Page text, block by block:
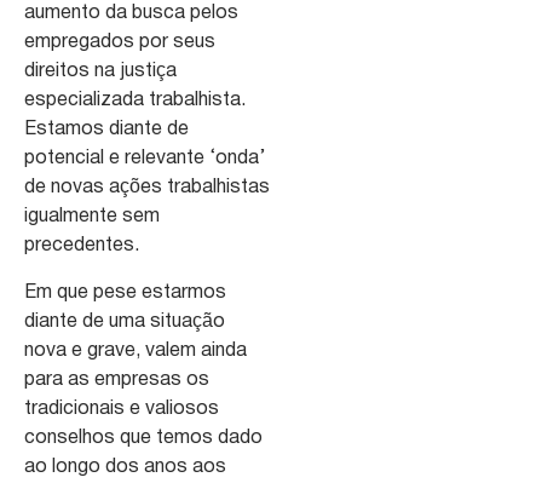
aumento da busca pelos
empregados por seus
direitos na justiça
especializada trabalhista.
Estamos diante de
potencial e relevante ‘onda’
de novas ações trabalhistas
igualmente sem
precedentes.
Em que pese estarmos
diante de uma situação
nova e grave, valem ainda
para as empresas os
tradicionais e valiosos
conselhos que temos dado
ao longo dos anos aos